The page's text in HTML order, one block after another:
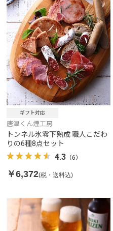
ギフト対応
唐津くん煙工房
トンネル氷零下熟成 職人こだわ
りの6種8点セット
4.3 （6）
￥6,372(税・送料込)